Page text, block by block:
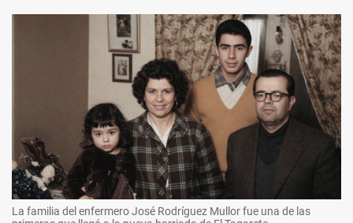
La familia del enfermero José Rodríguez Mullor fue una de las